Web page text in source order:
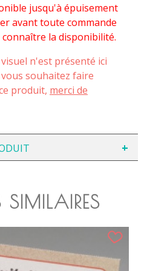
jusqu'à épuisement
avant toute commande
la disponibilité.
n'est présenté ici
souhaitez faire
produit, merci de
SIMILAIRES